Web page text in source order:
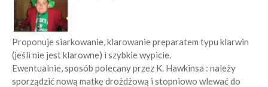
Proponuje siarkowanie, klarowanie preparatem typu klarwin
(jeśli nie jest klarowne) i szybkie wypicie.
Ewentualnie, sposób polecany przez K. Hawkinsa : należy
sporządzić nową matkę drożdżową i stopniowo wlewać do